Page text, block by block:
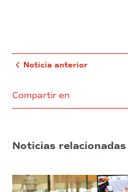
Noticia anterior
Compartir en
Noticias relacionadas